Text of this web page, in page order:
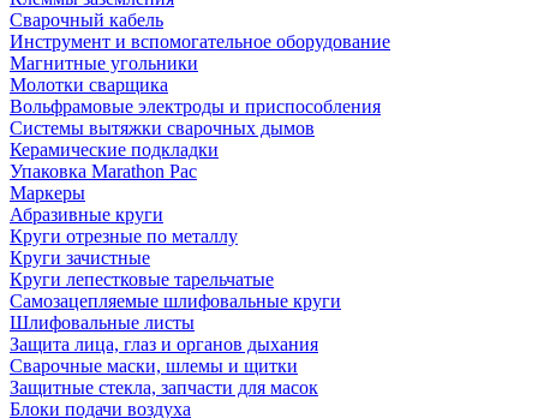
Сварочный кабель
Инструмент и вспомогательное оборудование
Магнитные угольники
Молотки сварщика
Вольфрамовые электроды и приспособления
Системы вытяжки сварочных дымов
Керамические подкладки
Упаковка Marathon Pac
Маркеры
Абразивные круги
Круги отрезные по металлу
Круги зачистные
Круги лепестковые тарельчатые
Самозацепляемые шлифовальные круги
Шлифовальные листы
Защита лица, глаз и органов дыхания
Сварочные маски, шлемы и щитки
Защитные стекла, запчасти для масок
Блоки подачи воздуха